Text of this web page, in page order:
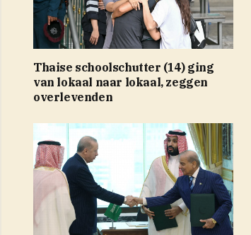
Thaise schoolschutter (14) ging
van lokaal naar lokaal, zeggen
overlevenden